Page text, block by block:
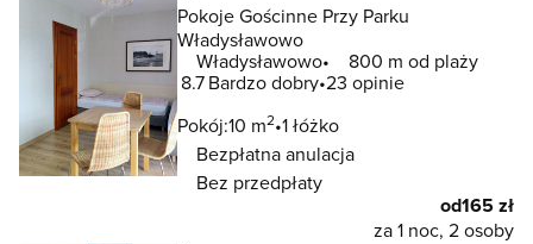
Pokoje Gościnne Przy Parku
Władysławowo
Władysławowo
800 m od plaży
8.7Bardzo dobry 23 opinie
Pokój:10 m2 1 łóżko
Bezpłatna anulacja
Bez przedpłaty
od165 zł
za 1 noc, 2 osoby